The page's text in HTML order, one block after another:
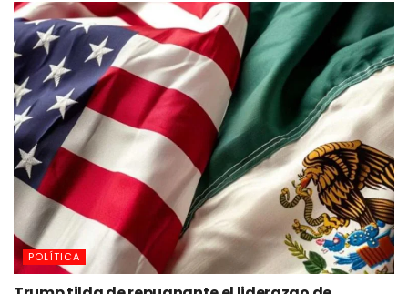
POLÍTICA